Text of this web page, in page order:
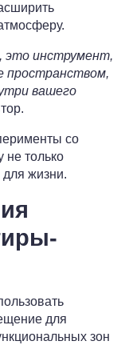
это инструмент,
пространством,
вашего
со
не только
для жизни.
для
зон